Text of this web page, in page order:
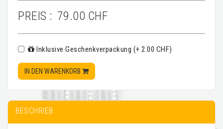
PREIS : 79.00 CHF
Inklusive Geschenkverpackung (+ 2.00 CHF)
IN DEN WARENKORB
BESCHRIEB